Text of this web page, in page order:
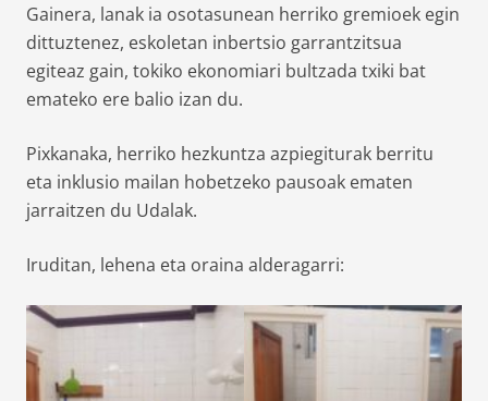
Gainera, lanak ia osotasunean herriko gremioek egin
dittuztenez, eskoletan inbertsio garrantzitsua
egiteaz gain, tokiko ekonomiari bultzada txiki bat
emateko ere balio izan du.
Pixkanaka, herriko hezkuntza azpiegiturak berritu
eta inklusio mailan hobetzeko pausoak ematen
jarraitzen du Udalak.
Iruditan, lehena eta oraina alderagarri: